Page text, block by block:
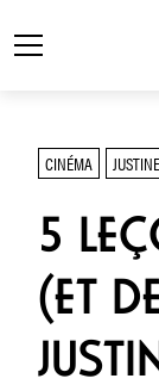
CINÉMA
5
(ET